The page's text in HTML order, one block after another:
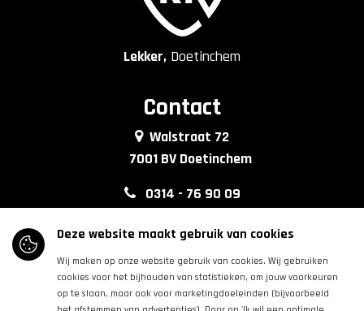
Lekker, Doetinchem
Contact
Walstraat 72
7001 BV Doetinchem
0314 - 76 90 09
info@lkkrdoetinchem.nl
Volg ons
Deze website maakt gebruik van cookies
Wij maken op onze website gebruik van cookies. Wij gebruiken
cookies voor het bijhouden van statistieken, om jouw voorkeuren
op te slaan, maar ook voor marketingdoeleinden (bijvoorbeeld